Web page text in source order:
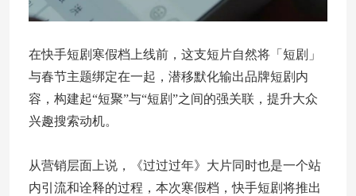
在快手短剧寒假档上线前，这支短片自然将「短剧」
与春节主题绑定在一起，潜移默化输出品牌短剧内
容，构建起“短聚”与“短剧”之间的强关联，提升大众
兴趣搜索动机。
从营销层面上说，《过过过年》大片同时也是一个站
内引流和诠释的过程，本次寒假档，快手短剧将推出